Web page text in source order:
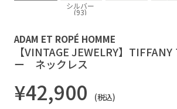
シルバー
(93)
ADAM ET ROPÉ HOMME
【VINTAGE JEWELRY】
ー ネックレス
¥42,900 (税込)